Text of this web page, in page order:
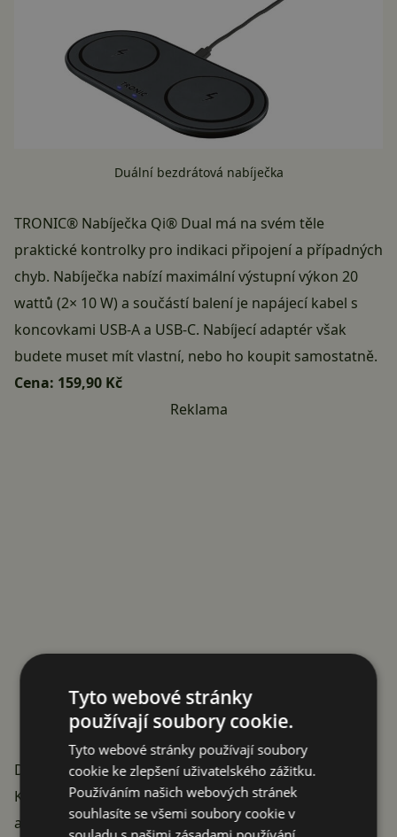
Duální bezdrátová nabíječka
TRONIC® Nabíječka Qi® Dual má na svém těle
praktické kontrolky pro indikaci připojení a případných
chyb. Nabíječka nabízí maximální výstupní výkon 20
wattů (2× 10 W) a součástí balení je napájecí kabel s
koncovkami USB-A a USB-C. Nabíjecí adaptér však
budete muset mít vlastní, nebo ho koupit samostatně.
Cena: 159,90 Kč
Reklama
Duální nabíjecí adaptér
Když už byla v předchozí kapitole řeč o nabíjecím
adaptéru, ani ten nemusí být drahý. V e-shopu Lidl
Tyto webové stránky
používají soubory cookie.
Tyto webové stránky používají soubory
cookie ke zlepšení uživatelského zážitku.
Používáním našich webových stránek
souhlasíte se všemi soubory cookie v